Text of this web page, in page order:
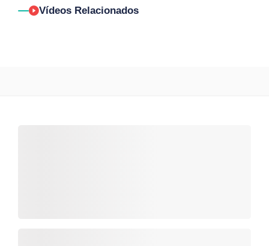
Vídeos Relacionados